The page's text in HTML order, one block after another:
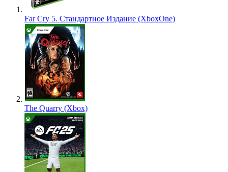
Far Cry 5. Стандартное Издание (XboxOne)
The Quarry (Xbox)